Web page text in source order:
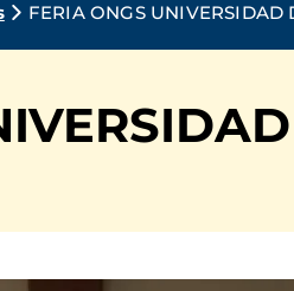
FERIA ONGS UNIVERSIDAD